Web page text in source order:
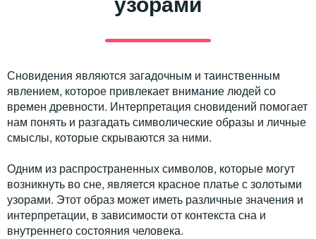
Сновидения являются загадочным и таинственным
явлением, которое привлекает внимание людей со
времен древности. Интерпретация сновидений помогает
нам понять и разгадать символические образы и личные
смыслы, которые скрываются за ними.
Одним из распространенных символов, которые могут
возникнуть во сне, является красное платье с золотыми
узорами. Этот образ может иметь различные значения и
интерпретации, в зависимости от контекста сна и
внутреннего состояния человека.